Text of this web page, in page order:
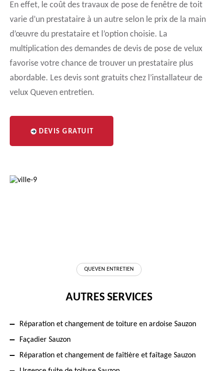
En effet, le coût des travaux de pose de fenêtre de toit
varie d’un prestataire à un autre selon le prix de la main
d’œuvre du prestataire et l’option choisie. La
multiplication des demandes de devis de pose de velux
favorise votre chance de trouver un prestataire plus
abordable. Les devis sont gratuits chez l’installateur de
velux Queven entretien.
DEVIS GRATUIT
QUEVEN ENTRETIEN
AUTRES SERVICES
Réparation et changement de toiture en ardoise Sauzon
Façadier Sauzon
Réparation et changement de faîtière et faîtage Sauzon